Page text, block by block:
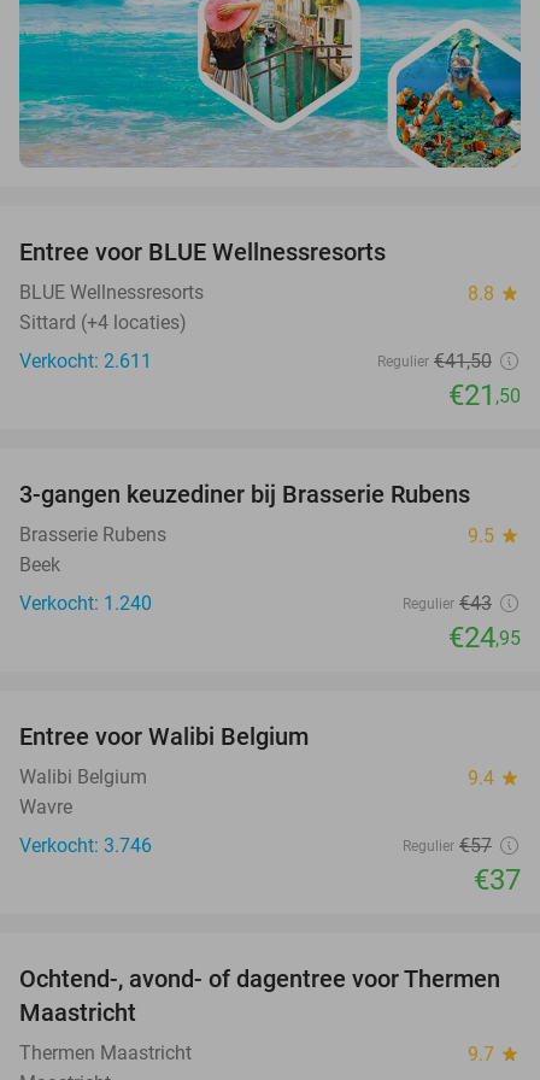
Entree voor BLUE Wellnessresorts
BLUE Wellnessresorts 8.8 star
Sittard (+4 locaties)
Verkocht: 2.611
Regulier €41,50
€21 ,50
42%
3-gangen keuzediner bij Brasserie Rubens
Brasserie Rubens 9.5 star
Beek
Verkocht: 1.240
Regulier €43
€24,95
Entree voor Walibi Belgium
Walibi Belgium 9.4 star
Wavre
Verkocht: 3.746
Regulier €57
€37
25%
Ochtend-, avond- of dagentree voor Thermen
Maastricht
Thermen Maastricht 9.7 star